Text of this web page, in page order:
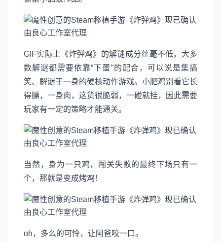
GIF实际上《炸弹鸡》的解谜成分丝毫不低，大多
数解谜都需要依靠“下蛋”的配合，可以说是集搞
笑、解谜于一身的硬核动作游戏。小肥鸡别看它长
得膘，一身肉，这货很脆弱，一碰就挂，因此需要
玩家有一定的策略才能通关。
当然，身为一只鸡，闯关失败的最终下场只有一
个，那就是变成烤鸡！
oh，多么的可怜，让阿爸咬一口。